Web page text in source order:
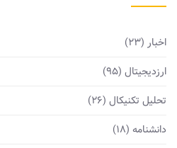
اخبار (23)
ارزدیجیتال (95)
تحلیل تکنیکال (26)
دانشنامه (18)